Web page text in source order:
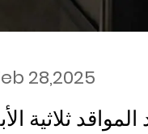
28,2025
ثلاثية